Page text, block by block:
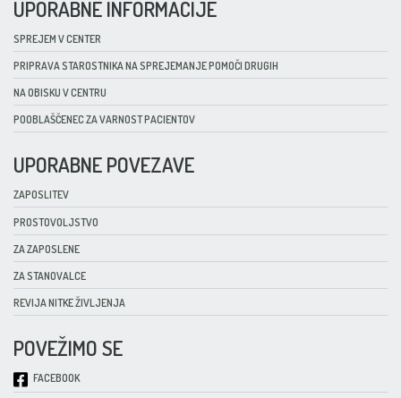
UPORABNE INFORMACIJE
SPREJEM V CENTER
PRIPRAVA STAROSTNIKA NA SPREJEMANJE POMOČI DRUGIH
NA OBISKU V CENTRU
POOBLAŠČENEC ZA VARNOST PACIENTOV
UPORABNE POVEZAVE
ZAPOSLITEV
PROSTOVOLJSTVO
ZA ZAPOSLENE
ZA STANOVALCE
REVIJA NITKE ŽIVLJENJA
POVEŽIMO SE
FACEBOOK